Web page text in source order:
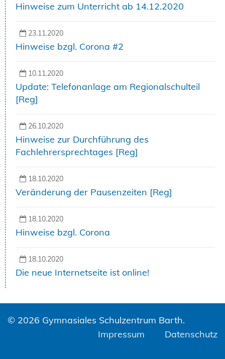
Hinweise zum Unterricht ab 14.12.2020
23.11.2020
Hinweise bzgl. Corona #2
10.11.2020
Update: Telefonanlage am Regionalschulteil
[Reg]
26.10.2020
Hinweise zur Durchführung des
Fachlehrersprechtages [Reg]
18.10.2020
Veränderung der Pausenzeiten [Reg]
18.10.2020
Hinweise bzgl. Corona
18.10.2020
Die neue Internetseite ist online!
© 2026 Gymnasiales Schulzentrum Barth.
Impressum
Datenschutz